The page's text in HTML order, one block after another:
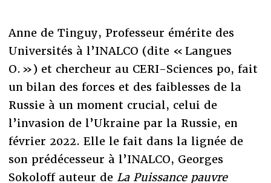
Anne de Tinguy, Professeur émérite des
Universités à l’INALCO (dite « Langues
O. ») et chercheur au CERI-Sciences po, fait
un bilan des forces et des faiblesses de la
Russie à un moment crucial, celui de
l’invasion de l’Ukraine par la Russie, en
février 2022. Elle le fait dans la lignée de
son prédécesseur à l’INALCO, Georges
Sokoloff auteur de La Puissance pauvre